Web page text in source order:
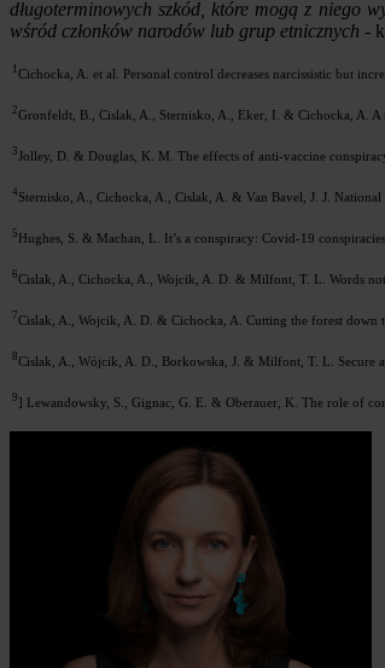
długoterminowych szkód, które mogą z niego
wśród członków narodów lub grup etnicznych -
1 Cichocka, A. et al. Personal control decreases narcissistic but
2Gronfeldt, B., Cislak, A., Sternisko, A., Eker, I. & Cichocka, A. A
3Jolley, D. & Douglas, K. M. The effects of anti-vaccine
4 Sternisko, A., Cichocka, A., Cislak, A. & Van Bavel, J. J.
5 Hughes, S. & Machan, L. It’s a conspiracy: Covid-19
6Cislak, A., Cichocka, A., Wojcik, A. D. & Milfont, T. L. Words
7Cislak, A., Wojcik, A. D. & Cichocka, A. Cutting the forest down
8 Cislak, A., Wójcik, A. D., Borkowska, J. & Milfont, T. L. Secure
9 ] Lewandowsky, S., Gignac, G. E. & Oberauer, K. The role of